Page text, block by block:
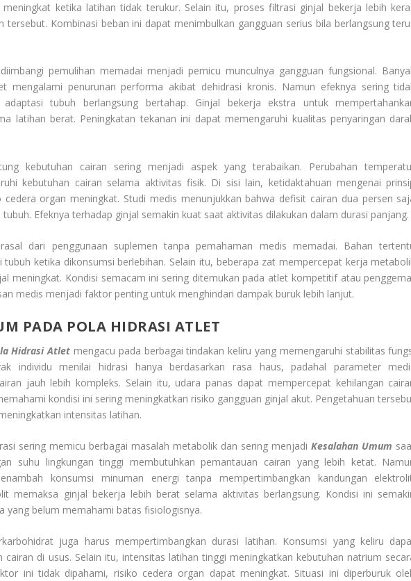
meningkat ketika latihan tidak terukur. Selain itu, proses filtrasi ginjal bekerja lebih
tersebut. Kombinasi beban ini dapat menimbulkan gangguan serius bila berlangsung
pemulihan memadai menjadi pemicu munculnya gangguan fungsional.
mengalami penurunan performa akibat dehidrasi kronis. Namun efeknya sering
tubuh berlangsung bertahap. Ginjal bekerja ekstra untuk
latihan berat. Peningkatan tekanan ini dapat memengaruhi kualitas penyaringan
kebutuhan cairan sering menjadi aspek yang terabaikan. Perubahan
kebutuhan cairan selama aktivitas fisik. Di sisi lain, ketidaktahuan mengenai
cedera organ meningkat. Studi medis menunjukkan bahwa defisit cairan dua persen
Efeknya terhadap ginjal semakin kuat saat aktivitas dilakukan dalam durasi panjang.
dari penggunaan suplemen tanpa pemahaman medis memadai. Bahan
tubuh ketika dikonsumsi berlebihan. Selain itu, beberapa zat mempercepat kerja
meningkat. Kondisi semacam ini sering ditemukan pada atlet kompetitif atau
medis menjadi faktor penting untuk menghindari dampak buruk lebih lanjut.
PADA POLA HIDRASI ATLET
Hidrasi Atlet mengacu pada berbagai tindakan keliru yang memengaruhi stabilitas
individu menilai hidrasi hanya berdasarkan rasa haus, padahal parameter
jauh lebih kompleks. Selain itu, udara panas dapat mempercepat kehilangan
kondisi ini sering meningkatkan risiko gangguan ginjal akut. Pengetahuan
intensitas latihan.
sering memicu berbagai masalah metabolik dan sering menjadiKesalahan Umum
suhu lingkungan tinggi membutuhkan pemantauan cairan yang lebih ketat.
konsumsi minuman energi tanpa mempertimbangkan kandungan
memaksa ginjal bekerja lebih berat selama aktivitas berlangsung. Kondisi ini
yang belum memahami batas fisiologisnya.
juga harus mempertimbangkan durasi latihan. Konsumsi yang keliru
cairan di usus. Selain itu, intensitas latihan tinggi meningkatkan kebutuhan natrium
ini tidak dipahami, risiko cedera organ dapat meningkat. Situasi ini diperburuk